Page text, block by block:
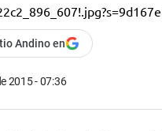
Andino en
2015 - 07:36